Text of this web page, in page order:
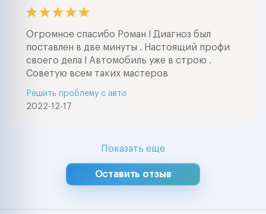
Огромное спасибо Роман ! Диагноз был
поставлен в две минуты . Настоящий профи
своего дела ! Автомобиль уже в строю .
Советую всем таких мастеров
2022-12-17
Решить проблему с авто
Показать еще
Оставить отзыв